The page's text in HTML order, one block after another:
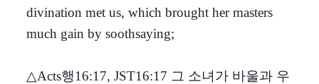
divination met us, which brought her masters
much gain by soothsaying;
△Acts행16:17, JST16:17 그 소녀가 바울과 우